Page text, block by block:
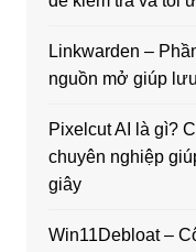
Linkwarden –
nguồn mở giúp
Pixelcut AI là gì?
chuyên nghiệp
giây
Win11Debloat –